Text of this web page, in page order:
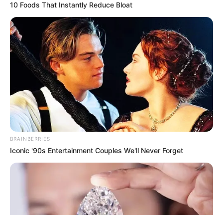
10 Foods That Instantly Reduce Bloat
BRAINBERRIES
Iconic '90s Entertainment Couples We'll Never Forget